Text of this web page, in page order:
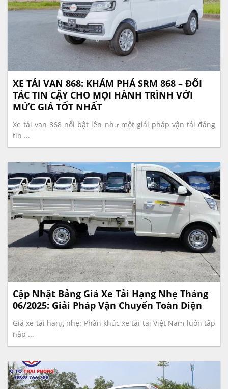
XE TẢI VAN 868: KHÁM PHÁ SRM 868 – ĐỐI
TÁC TIN CẬY CHO MỌI HÀNH TRÌNH VỚI
MỨC GIÁ TỐT NHẤT
Xe tải van 868 nổi bật lên như một giải pháp vận tải đáng
tin ...
Cập Nhật Bảng Giá Xe Tải Hạng Nhẹ Tháng
06/2025: Giải Pháp Vận Chuyển Toàn Diện
Giá xe tải hạng nhẹ: Phân khúc xe tải tại Việt Nam luôn tấp
nập ...